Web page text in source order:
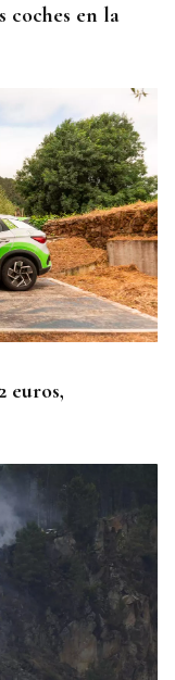
coches en la
euros,